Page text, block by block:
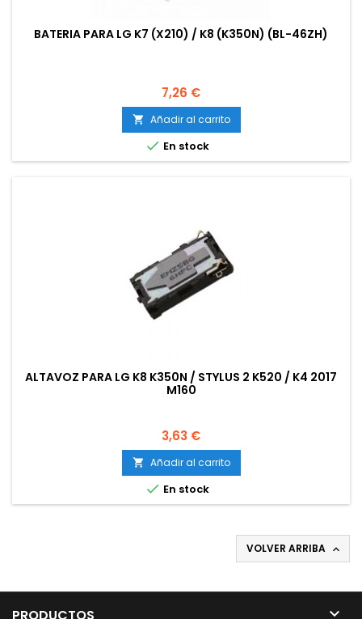
BATERIA PARA LG K7 (X210) / K8 (K350N) (BL-46ZH)
Precio
7,26 €
 Añadir al carrito
 En stock
ALTAVOZ PARA LG K8 K350N / STYLUS 2 K520 / K4 2017
M160
Precio
3,63 €
 Añadir al carrito
 En stock
VOLVER ARRIBA 
